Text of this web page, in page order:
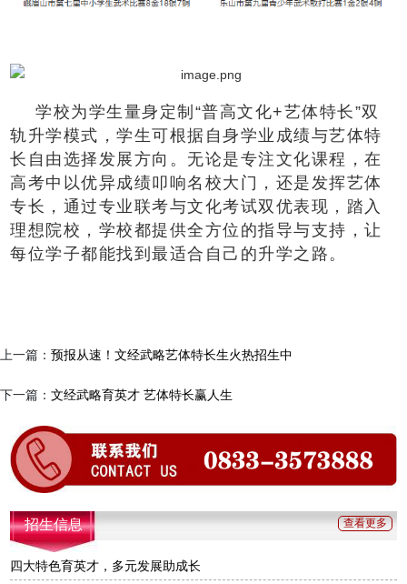
学校为学生量身定制“普高文化+艺体特长”双
轨升学模式，学生可根据自身学业成绩与艺体特
长自由选择发展方向。无论是专注文化课程，在
高考中以优异成绩叩响名校大门，还是发挥艺体
专长，通过专业联考与文化考试双优表现，踏入
理想院校，学校都提供全方位的指导与支持，让
每位学子都能找到最适合自己的升学之路。
上一篇： 预报从速！文经武略艺体特长生火热招生中
下一篇： 文经武略育英才 艺体特长赢人生
招生信息 查看更多
四大特色育英才，多元发展助成长